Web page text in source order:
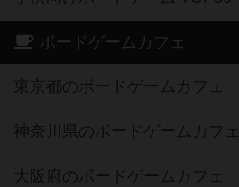
ボードゲームカフェ
東京都のボードゲームカフェ
神奈川県のボードゲームカフェ
大阪府のボードゲームカフェ